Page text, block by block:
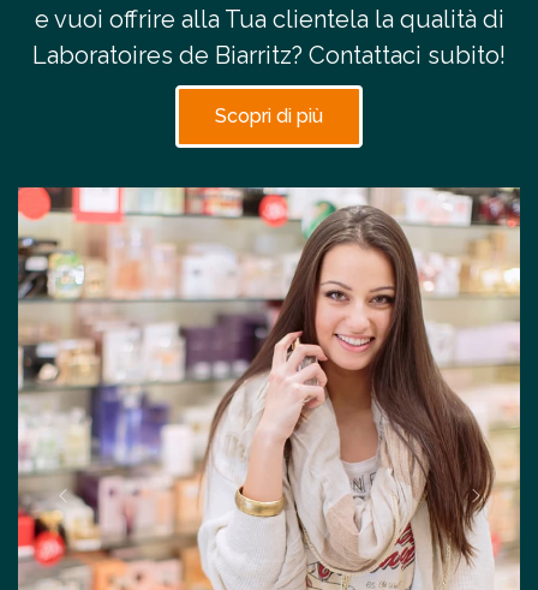
e vuoi offrire alla Tua clientela la qualità di
Laboratoires de Biarritz? Contattaci subito!
Scopri di più